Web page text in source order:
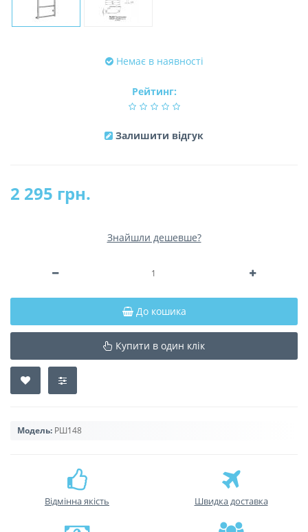
Немає в наявності
Рейтинг:
Залишити відгук
2 295 грн.
Знайшли дешевше?
До кошика
Купити в один клік
Модель: РШ148
Відмінна якість Швидка доставка